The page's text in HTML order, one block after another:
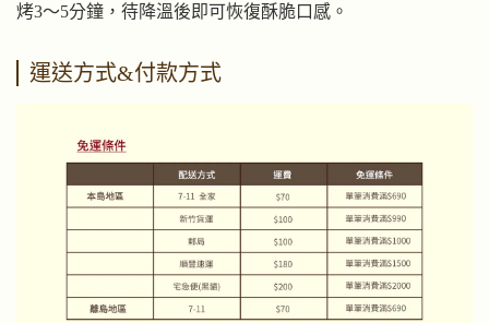
烤3～5分鐘，待降溫後即可恢復酥脆口感。
運送方式&付款方式